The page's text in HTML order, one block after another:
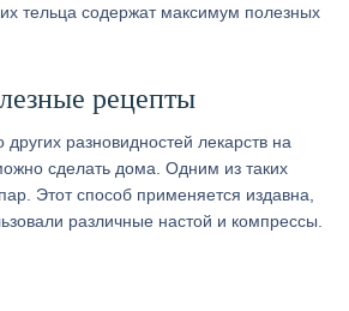
тельца содержат максимум полезных
рецепты
других разновидностей лекарств на
сделать дома. Одним из таких
Этот способ применяется издавна,
различные настой и компрессы.